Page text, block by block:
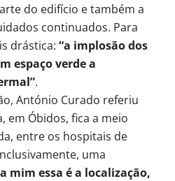
do edifício e também a
continuados. Para
drástica: “a implosão dos
espaço verde a
.
António Curado referiu
em Óbidos, fica a meio
entre os hospitais de
uma
mim essa é a localização,